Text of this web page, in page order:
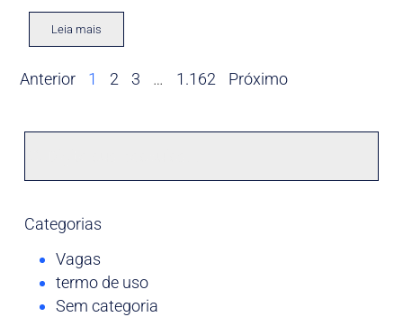
Leia mais
Anterior 1 2 3 … 1.162 Próximo
Categorias
Vagas
termo de uso
Sem categoria